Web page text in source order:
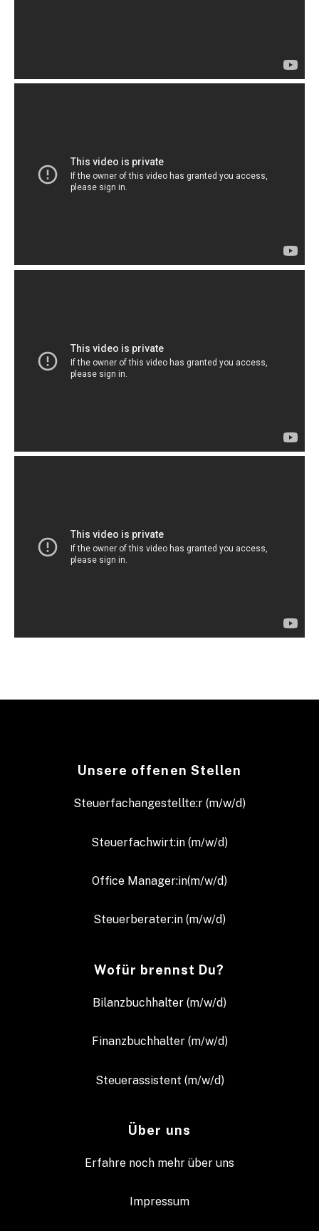
Unsere offenen Stellen
Steuerfachangestellte:r (m/w/d)
Steuerfachwirt:in (m/w/d)
Office Manager:in(m/w/d)
Steuerberater:in (m/w/d)
Wofür brennst Du?
Bilanzbuchhalter (m/w/d)
Finanzbuchhalter (m/w/d)
Steuerassistent (m/w/d)
Über uns
Erfahre noch mehr über uns
Impressum